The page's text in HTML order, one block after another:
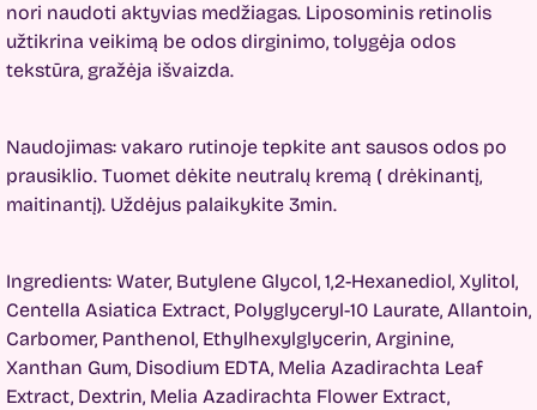
nori naudoti aktyvias medžiagas. Liposominis retinolis
užtikrina veikimą be odos dirginimo, tolygėja odos
tekstūra, gražėja išvaizda.
Naudojimas: vakaro rutinoje tepkite ant sausos odos po
prausiklio. Tuomet dėkite neutralų kremą ( drėkinantį,
maitinantį). Uždėjus palaikykite 3min.
Ingredients: Water, Butylene Glycol, 1,2-Hexanediol, Xylitol,
Centella Asiatica Extract, Polyglyceryl-10 Laurate, Allantoin,
Carbomer, Panthenol, Ethylhexylglycerin, Arginine,
Xanthan Gum, Disodium EDTA, Melia Azadirachta Leaf
Extract, Dextrin, Melia Azadirachta Flower Extract,